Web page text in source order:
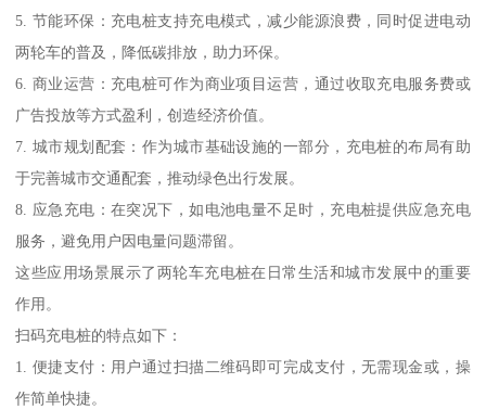
5. 节能环保：充电桩支持充电模式，减少能源浪费，同时促进电动
两轮车的普及，降低碳排放，助力环保。
6. 商业运营：充电桩可作为商业项目运营，通过收取充电服务费或
广告投放等方式盈利，创造经济价值。
7. 城市规划配套：作为城市基础设施的一部分，充电桩的布局有助
于完善城市交通配套，推动绿色出行发展。
8. 应急充电：在突况下，如电池电量不足时，充电桩提供应急充电
服务，避免用户因电量问题滞留。
这些应用场景展示了两轮车充电桩在日常生活和城市发展中的重要
作用。
扫码充电桩的特点如下：
1. 便捷支付：用户通过扫描二维码即可完成支付，无需现金或，操
作简单快捷。